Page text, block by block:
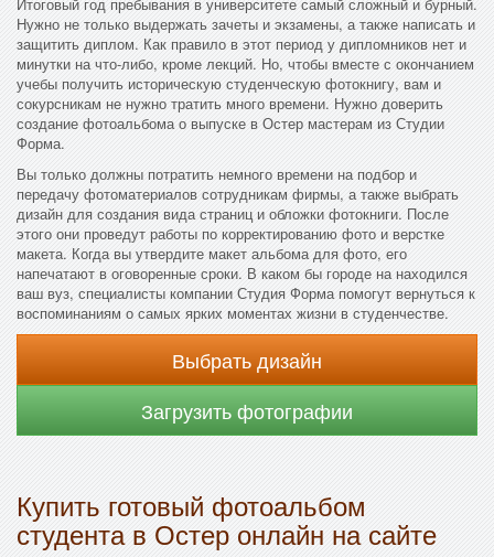
Нужно не только выдержать зачеты и экзамены, а также написать и
защитить диплом. Как правило в этот период у дипломников нет и
минутки на что-либо, кроме лекций. Но, чтобы вместе с окончанием
учебы получить историческую студенческую фотокнигу, вам и
сокурсникам не нужно тратить много времени. Нужно доверить
создание фотоальбома о выпуске в Остер мастерам из Студии
Форма.
Вы только должны потратить немного времени на подбор и
передачу фотоматериалов сотрудникам фирмы, а также выбрать
дизайн для создания вида страниц и обложки фотокниги. После
этого они проведут работы по корректированию фото и верстке
макета. Когда вы утвердите макет альбома для фото, его
напечатают в оговоренные сроки. В каком бы городе на находился
ваш вуз, специалисты компании Студия Форма помогут вернуться к
воспоминаниям о самых ярких моментах жизни в студенчестве.
Выбрать дизайн
Загрузить фотографии
Купить готовый фотоальбом
студента в Остер онлайн на сайте